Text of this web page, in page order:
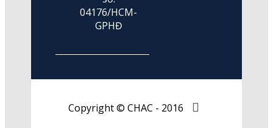
04176/HCM-
GPHĐ
Copyright © CHAC - 2016